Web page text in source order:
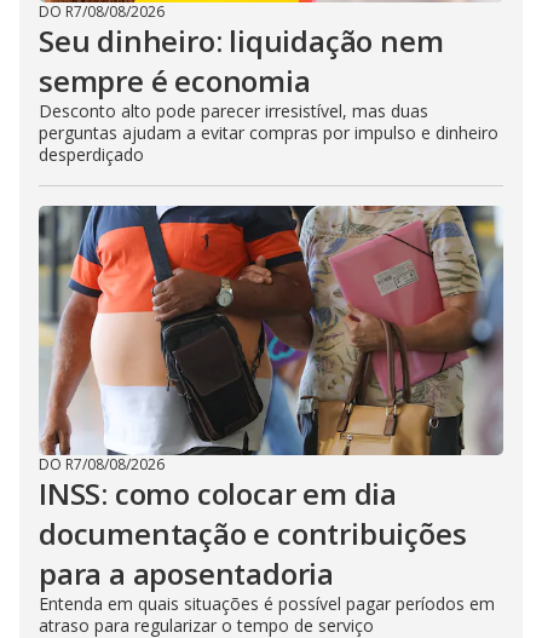
DO R7/08/08/2026
Seu dinheiro: liquidação nem
sempre é economia
Desconto alto pode parecer irresistível, mas duas
perguntas ajudam a evitar compras por impulso e dinheiro
desperdiçado
DO R7/08/08/2026
INSS: como colocar em dia
documentação e contribuições
para a aposentadoria
Entenda em quais situações é possível pagar períodos em
atraso para regularizar o tempo de serviço